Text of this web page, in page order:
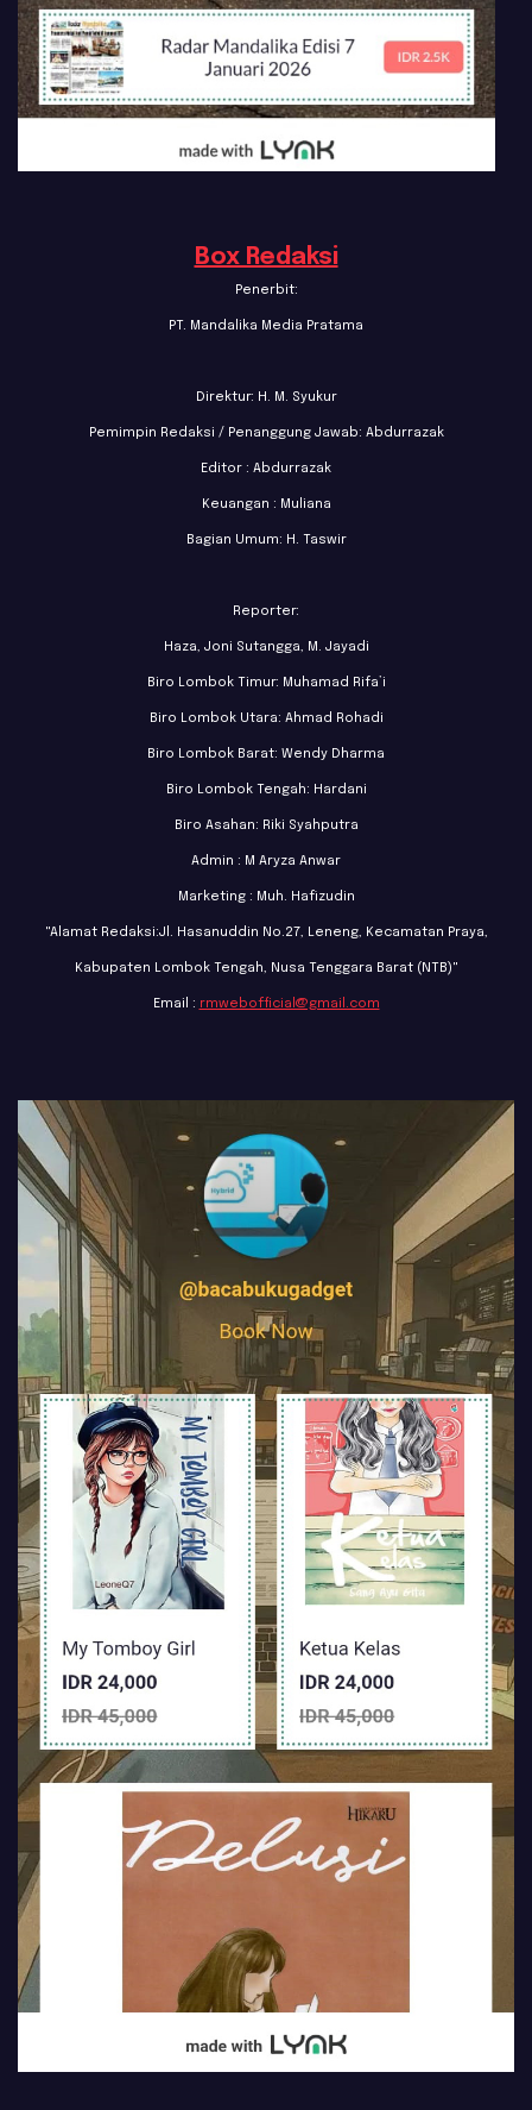
Box Redaksi
Penerbit:
PT. Mandalika Media Pratama
Direktur: H. M. Syukur
Pemimpin Redaksi / Penanggung Jawab: Abdurrazak
Editor : Abdurrazak
Keuangan : Muliana
Bagian Umum: H. Taswir
Reporter:
Haza, Joni Sutangga, M. Jayadi
Biro Lombok Timur: Muhamad Rifa’i
Biro Lombok Utara: Ahmad Rohadi
Biro Lombok Barat: Wendy Dharma
Biro Lombok Tengah: Hardani
Biro Asahan: Riki Syahputra
Admin : M Aryza Anwar
Marketing : Muh. Hafizudin
"Alamat Redaksi:Jl. Hasanuddin No.27, Leneng, Kecamatan Praya,
Kabupaten Lombok Tengah, Nusa Tenggara Barat (NTB)"
Email : rmwebofficial@gmail.com